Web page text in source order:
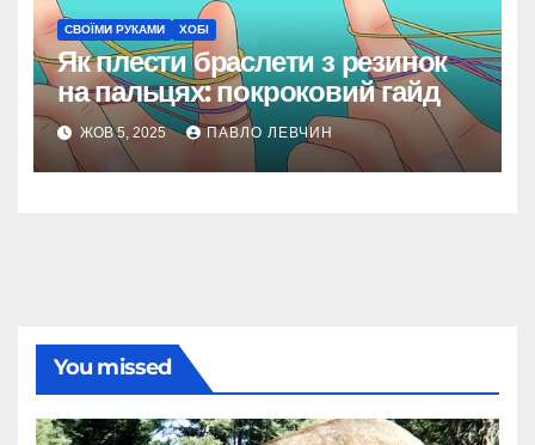
СВОЇМИ РУКАМИ ХОБІ
Як плести браслети з резинок
на пальцях: покроковий гайд
ЖОВ 5, 2025 ПАВЛО ЛЕВЧИН
You missed